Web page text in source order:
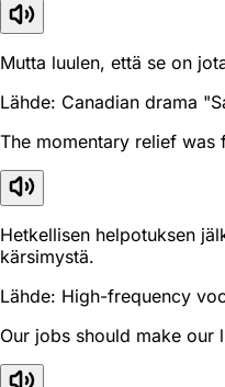
Mutta luulen, että se on
Lähde: Canadian drama
The momentary relief
Hetkellisen helpotuksen
kärsimystä.
Lähde: High-frequency
Our jobs should make our